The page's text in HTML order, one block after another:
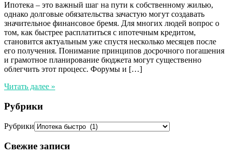
Ипотека – это важный шаг на пути к собственному жилью,
однако долговые обязательства зачастую могут создавать
значительное финансовое бремя. Для многих людей вопрос о
том, как быстрее расплатиться с ипотечным кредитом,
становится актуальным уже спустя несколько месяцев после
его получения. Понимание принципов досрочного погашения
и грамотное планирование бюджета могут существенно
облегчить этот процесс. Форумы и […]
Читать далее »
Рубрики
Рубрики
Свежие записи